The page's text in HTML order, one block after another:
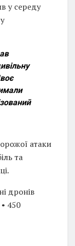
у середу
атаки
та
дронів
450